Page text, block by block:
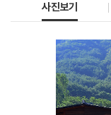
사진보기